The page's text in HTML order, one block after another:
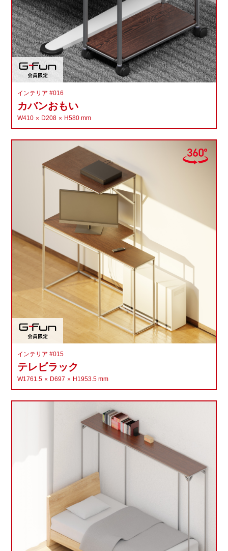
インテリア #016
カバンおもい
W410 D208 H580 mm
インテリア #015
テレビラック
W1761.5 D697 H1953.5 mm